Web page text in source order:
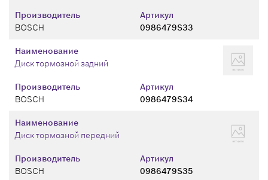
Производитель
BOSCH
Артикул
0986479S33
Производитель
BOSCH
Артикул
0986479S34
Наименование
Диск тормозной задний
Производитель
BOSCH
Артикул
0986479S35
Наименование
Диск тормозной передний